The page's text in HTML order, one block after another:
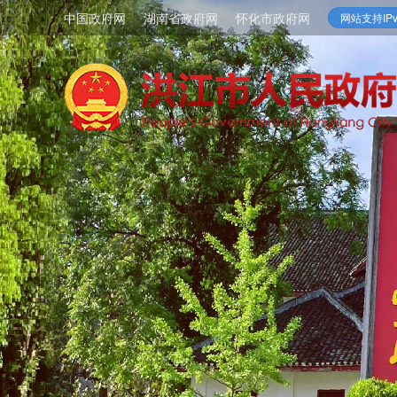
中国政府网 湖南省政府网 怀化市政府网 网站支持